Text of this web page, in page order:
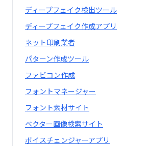
ディープフェイク検出ツール
ディープフェイク作成アプリ
ネット印刷業者
パターン作成ツール
ファビコン作成
フォントマネージャー
フォント素材サイト
ベクター画像検索サイト
ボイスチェンジャーアプリ